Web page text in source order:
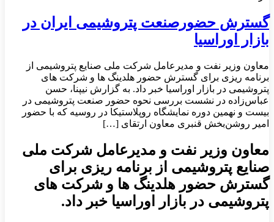
گسترش حضورصنعت پتروشیمی ایران در
بازار اوراسیا
معاون وزیر نفت و مدیرعامل شرکت ملی صنایع پتروشیمی از
برنامه‌ ریزی برای گسترش حضور هلدینگ ها و شرکت های
پتروشیمی در بازار اوراسیا خبر داد. به گزارش نیپنا، حسن
عباس‌زاده در نشست بررسی نحوه حضور صنعت پتروشیمی در
بیست و نهمین دوره نمایشگاه روپلاستیکا در روسیه که با حضور
امیر روشن‌بخش قنبری معاون ارتقای […]
معاون وزیر نفت و مدیرعامل شرکت ملی
صنایع پتروشیمی از برنامه‌ ریزی برای
گسترش حضور هلدینگ ها و شرکت های
پتروشیمی در بازار اوراسیا خبر داد.